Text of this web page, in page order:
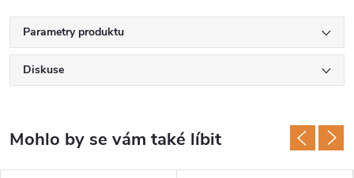
Parametry produktu
Diskuse